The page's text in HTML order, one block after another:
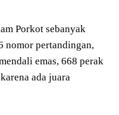
Porkot sebanyak
nomor pertandingan,
emas, 668 perak
ada juara